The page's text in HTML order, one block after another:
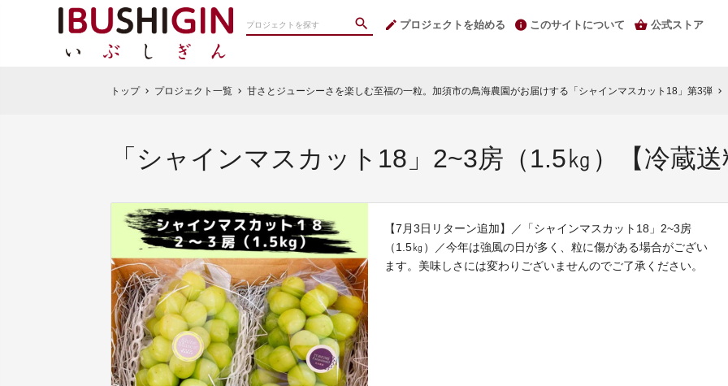
プロジェクトを始める このサイトについて 公式ストア
トップ chevron_right プロジェクト一覧 chevron_right 甘さとジューシーさを楽しむ至福の一粒。加須市の鳥海農園がお届けする「シャインマスカット18」第3弾 chevron_right
「シャインマスカット18」2~3房（1.5㎏）【冷蔵
【7月3日リターン追加】／「シャインマスカット18」2~3房
（1.5㎏）／今年は強風の日が多く、粒に傷がある場合がござい
ます。美味しさには変わりございませんのでご了承ください。